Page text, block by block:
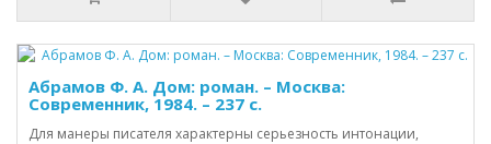
Абрамов Ф. А. Дом: роман. – Москва:
Современник, 1984. – 237 с.
Для манеры писателя характерны серьезность интонации,